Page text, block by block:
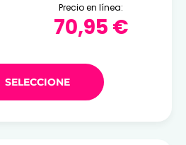
Precio en línea:
70,95 €